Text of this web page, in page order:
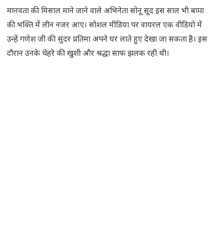
मानवता की मिसाल माने जाने वाले अभिनेता सोनू सूद इस साल भी बप्पा
की भक्ति में लीन नजर आए। सोशल मीडिया पर वायरल एक वीडियो में
उन्हें गणेश जी की सुंदर प्रतिमा अपने घर लाते हुए देखा जा सकता है। इस
दौरान उनके चेहरे की खुशी और श्रद्धा साफ झलक रही थी।